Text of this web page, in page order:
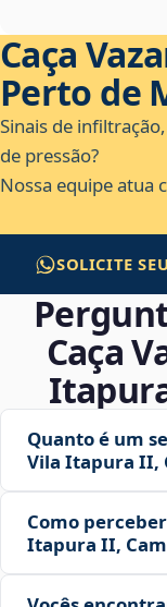
Caça
Perto de
Sinais de
de pressão?
Nossa equipe atua
SOLICITE
Caça
Quanto é um
Vila Itapura II,
Como
Itapura II,